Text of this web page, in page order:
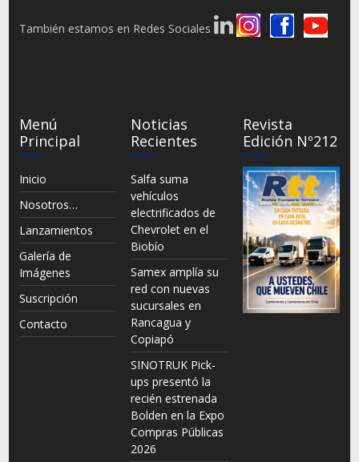
También estamos en Redes Sociales
Menú
Principal
Inicio
Nosotros…
Lanzamientos
Galería de
Imágenes
Suscripción
Contacto
Noticias
Recientes
Salfa suma
vehículos
electrificados de
Chevrolet en el
Biobío
Samex amplía su
red con nuevas
sucursales en
Rancagua y
Copiapó
SINOTRUK Pick-
ups presentó la
recién estrenada
Bolden en la Expo
Compras Públicas
2026
Revista
Edición Nº212